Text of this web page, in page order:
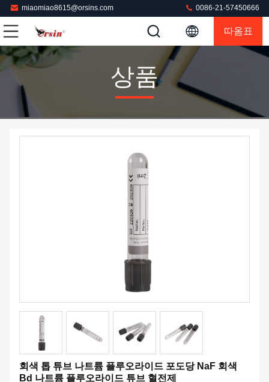
miaomiao8615@orsins.com 0086-21-57450666
따옴표
상품
회색 톱 튜브 나트륨 플루오라이드 포도당 NaF 회색
Bd 나트륨 플루오라이드 튜브 혈전제